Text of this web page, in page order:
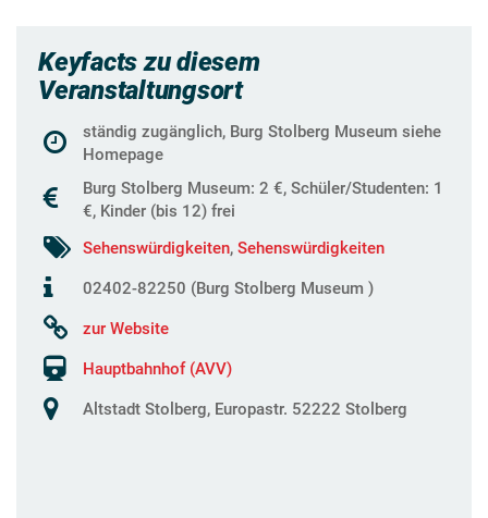
Keyfacts zu diesem
Veranstaltungsort
ständig zugänglich, Burg Stolberg Museum siehe
Homepage
Burg Stolberg Museum: 2 €, Schüler/Studenten: 1
€, Kinder (bis 12) frei
Sehenswürdigkeiten, Sehenswürdigkeiten
02402-82250 (Burg Stolberg Museum )
zur Website
Hauptbahnhof (AVV)
Altstadt Stolberg, Europastr. 52222 Stolberg